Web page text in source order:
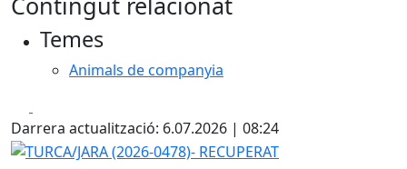
Temes
Animals de companyia
Darrera actualització: 6.07.2026 | 08:24
TURCA/JARA (2026-0478)- RECUPERAT